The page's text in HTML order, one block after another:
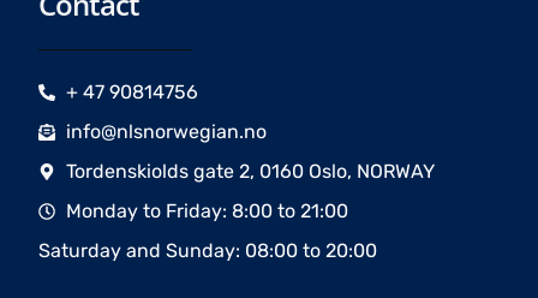
+ 47 90814756
info@nlsnorwegian.no
Tordenskiolds gate 2, 0160 Oslo, NORWAY
Monday to Friday: 8:00 to 21:00
Saturday and Sunday: 08:00 to 20:00